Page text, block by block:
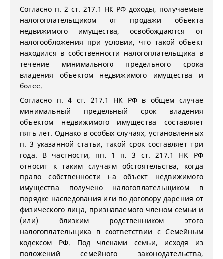
Согласно п. 2 ст. 217.1 НК РФ доходы, получаемые
налогоплательщиком от продажи объекта
недвижимого имущества, освобождаются от
налогообложения при условии, что такой объект
находился в собственности налогоплательщика в
течение минимального предельного срока
владения объектом недвижимого имущества и
более.
Согласно п. 4 ст. 217.1 НК РФ в общем случае
минимальный предельный срок владения
объектом недвижимого имущества составляет
пять лет. Однако в особых случаях, установленных
п. 3 указанной статьи, такой срок составляет три
года. В частности, пп. 1 п. 3 ст. 217.1 НК РФ
относит к таким случаям обстоятельства, когда
право собственности на объект недвижимого
имущества получено налогоплательщиком в
порядке наследования или по договору дарения от
физического лица, признаваемого членом семьи и
(или) близким родственником этого
налогоплательщика в соответствии с Семейным
кодексом РФ. Под членами семьи, исходя из
положений семейного законодательства,